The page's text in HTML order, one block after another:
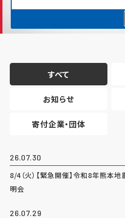
すべて
お知らせ
寄付企業・団体
26.07.30
8/4（火）【緊急開催】令和8年熊本
明会
26.07.29